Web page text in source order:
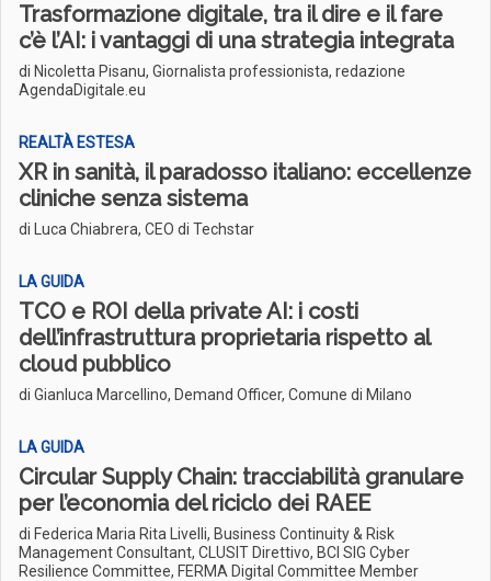
Trasformazione digitale, tra il dire e il fare
c’è l’AI: i vantaggi di una strategia integrata
di Nicoletta Pisanu, Giornalista professionista, redazione
AgendaDigitale.eu
REALTÀ ESTESA
XR in sanità, il paradosso italiano: eccellenze
cliniche senza sistema
di Luca Chiabrera, CEO di Techstar
LA GUIDA
TCO e ROI della private AI: i costi
dell’infrastruttura proprietaria rispetto al
cloud pubblico
di Gianluca Marcellino, Demand Officer, Comune di Milano
LA GUIDA
Circular Supply Chain: tracciabilità granulare
per l’economia del riciclo dei RAEE
di Federica Maria Rita Livelli, Business Continuity & Risk
Management Consultant, CLUSIT Direttivo, BCI SIG Cyber
Resilience Committee, FERMA Digital Committee Member